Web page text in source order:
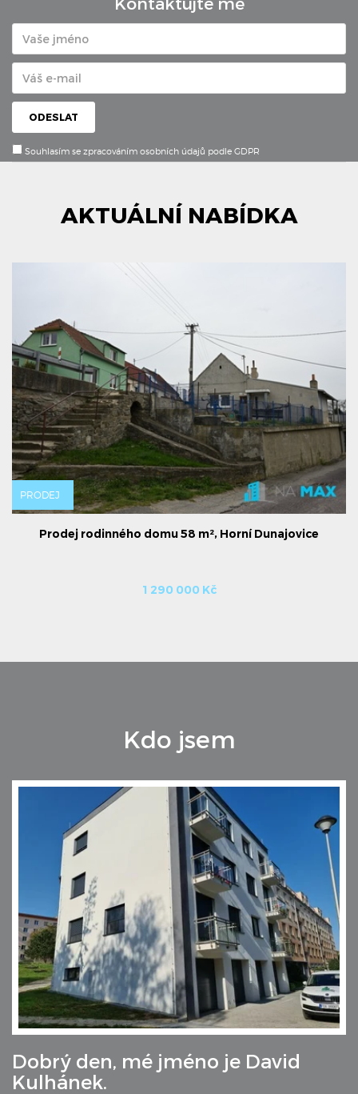
ODESLAT
Souhlasím se zpracováním osobních údajů podle GDPR
AKTUÁLNÍ NABÍDKA
PRODEJ
Prodej rodinného domu 58 m², Horní Dunajovice
1 290 000 Kč
Kdo jsem
Dobrý den, mé jméno je David
Kulhánek.